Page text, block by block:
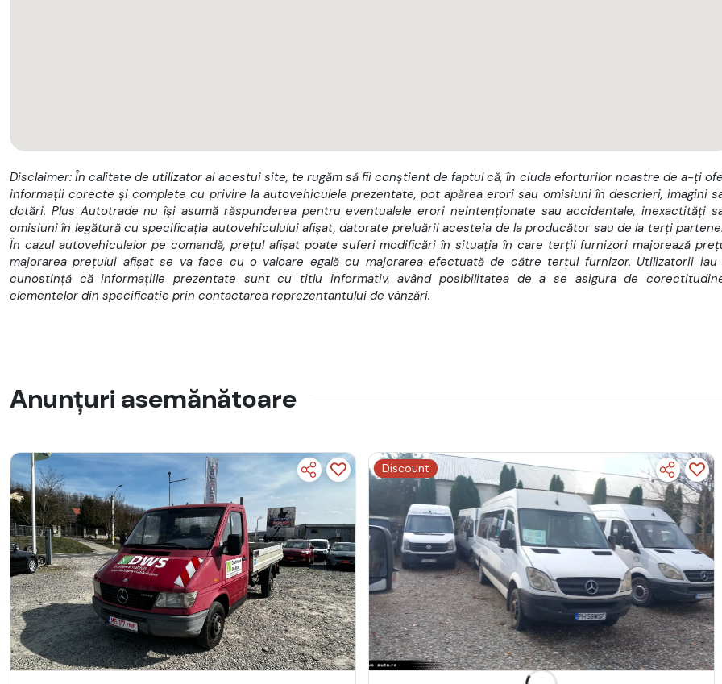
Disclaimer: În calitate de utilizator al acestui site, te rugăm să fii conștient de faptul că, în ciuda eforturilor noastre de a-ți
informații corecte și complete cu privire la autovehiculele prezentate, pot apărea erori sau omisiuni în descrieri, imagini
dotări. Plus Autotrade nu își asumă răspunderea pentru eventualele erori neintenționate sau accidentale, inexactități
omisiuni în legătură cu specificația autovehiculului afișat, datorate preluării acesteia de la producător sau de la terți
În cazul autovehiculelor pe comandă, prețul afișat poate suferi modificări în situația în care terții furnizori majorează
majorarea prețului afișat se va face cu o valoare egală cu majorarea efectuată de către terțul furnizor. Utilizatorii iau
cunostință că informațiile prezentate sunt cu titlu informativ, având posibilitatea de a se asigura de
elementelor din specificație prin contactarea reprezentantului de vânzări.
Anunțuri asemănătoare
Discount